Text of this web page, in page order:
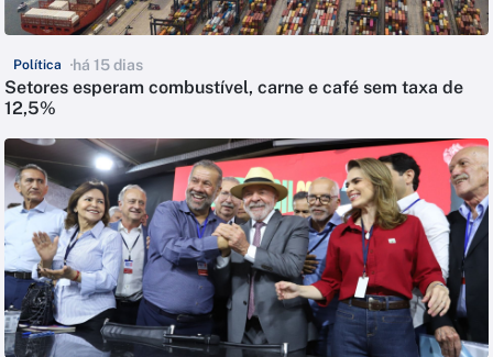
Política há 15 dias
Setores esperam combustível, carne e café sem taxa de
12,5%